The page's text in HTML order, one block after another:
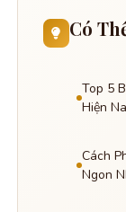
Có
Top 5
Hiện
Cách
Ngon